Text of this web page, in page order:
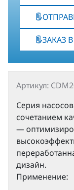
ЗАКАЗ
Артикул:
Серия
сочетанием
—
дизайн.
Применение: